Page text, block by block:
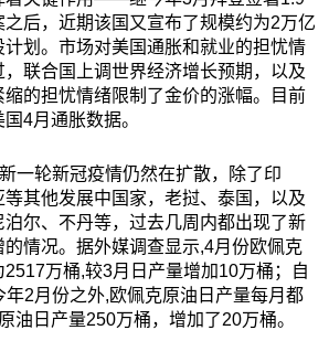
后，近期该国又宣布了规模约为2万亿
划。市场对美国通胀和就业的担忧情
联合国上调世界经济增长预期，以及
的担忧情绪限制了金价的涨幅。目前
4月通胀数据。
一轮新冠疫情仍然在扩散，除了印
其他发展中国家，老挝、泰国，以及
尔、不丹等，过去几周内都出现了新
情况。据外媒调查显示,4月份欧佩克
万桶,较3月日产量增加10万桶；自
年2月份之外,欧佩克原油日产量每月都
油日产量250万桶，增加了20万桶。